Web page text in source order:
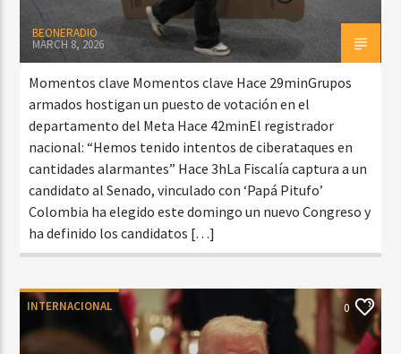
BEONERADIO
MARCH 8, 2026
Momentos clave Momentos clave Hace 29minGrupos
armados hostigan un puesto de votación en el
departamento del Meta Hace 42minEl registrador
nacional: “Hemos tenido intentos de ciberataques en
cantidades alarmantes” Hace 3hLa Fiscalía captura a un
candidato al Senado, vinculado con ‘Papá Pitufo’
Colombia ha elegido este domingo un nuevo Congreso y
ha definido los candidatos […]
INTERNACIONAL 0